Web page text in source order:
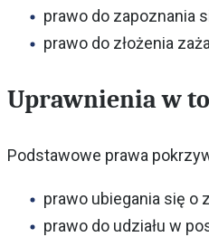
prawo do zapoznania
prawo do złożenia
Uprawnienia w
Podstawowe prawa
prawo ubiegania się o
prawo do udziału w